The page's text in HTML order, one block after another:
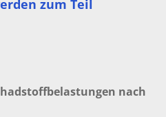
zum Teil
nach